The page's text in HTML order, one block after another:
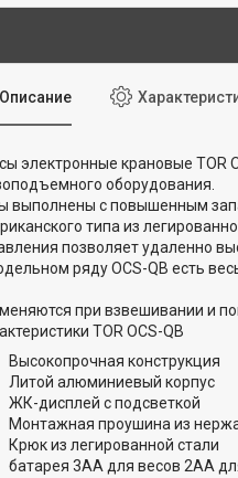
Описание
электронные крановые TOR
оборудования.
выполнены с повышенным
типа из
позволяет удаленно
ряду OCS-QB есть
при взвешивании и
TOR OCS-QB
Высокопрочная конструкция
Литой алюминиевый корпус
ЖК-дисплей с подсветкой
Монтажная проушина из
Крюк из легированной стали
батарея 3АА для весов 2АА